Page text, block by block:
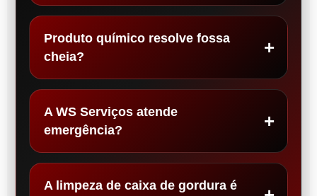
Produto químico resolve fossa
cheia?
A WS Serviços atende
emergência?
A limpeza de caixa de gordura é